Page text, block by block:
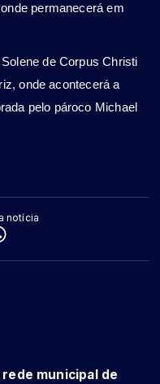
permanecerá em
de Corpus Christi
onde acontecerá a
pelo pároco Michael
notícia
municipal de